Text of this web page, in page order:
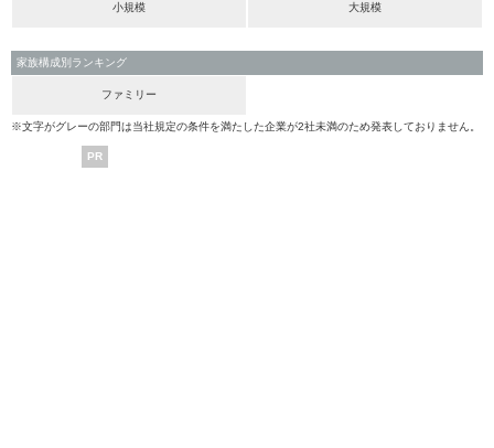
小規模 大規模
家族構成別ランキング
ファミリー
※文字がグレーの部門は当社規定の条件を満たした企業が2社未満のため発表しておりません。
PR